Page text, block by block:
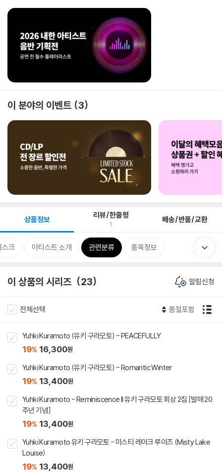
이 분야의 이벤트 3
상품정보 리뷰/한줄평
1 배송/반품/교환
스크 아티스트 소개 관련분류 품목정보
이 상품의 시리즈 23 알림신청
전체선택 품절포함
Yuhki Kuramoto (유키 구라모토) - PEACEFULLY
19% 16,300원
Yuhki Kuramoto (유키 구라모토) - Romantic Winter
19% 13,400원
Yuhki Kuramoto - Reminiscence II 유키 구라모토 회상 2집 [발매 20
주년 기념]
19% 13,400원
Yuhki Kuramoto 유키 구라모토 - 미스티 레이크 루이즈 (Misty Lake
Louise)
19% 13,400원